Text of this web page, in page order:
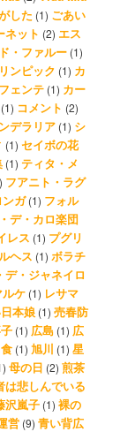
した (1) ごあい
ネット (2) エス
・ファルー (1)
ンピック (1) カ
ェンテ (1) カー
(1) コメント (2)
デラリア (1) シ
(1)セイボの花
(1)ティタ・メ
フアニト・ラグ
ガ(1) フォル
デ・カロ楽団
レス (1) プグリ
ヘス (1) ボラチ
デ・ジャネイロ
ルケ (1) レサマ
本娘 (1)売春防
(1) 広島 (1) 広
(1)旭川 (1)星
母の日 (2)煎茶
は悲しんでいる
沢嵐子 (1)裸の
営 (9)青い背広